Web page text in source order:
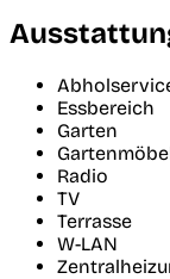
Essbereich
Garten
Radio
TV
Terrasse
W-LAN